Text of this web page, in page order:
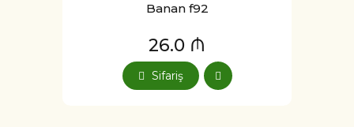
Banan f92
26.0 ₼
Sifariş